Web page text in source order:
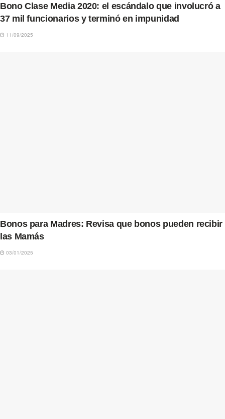
Bono Clase Media 2020: el escándalo que involucró a
37 mil funcionarios y terminó en impunidad
11/09/2025
Bonos para Madres: Revisa que bonos pueden recibir
las Mamás
03/01/2025